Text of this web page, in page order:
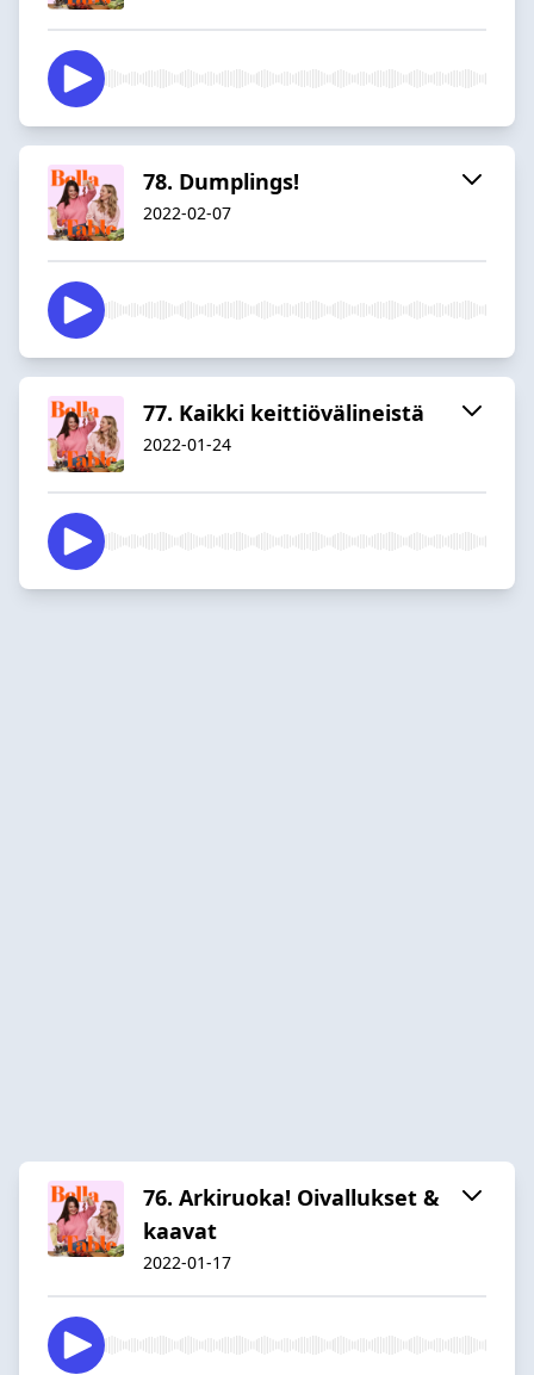
78. Dumplings!
2022-02-07
77. Kaikki keittiövälineistä
2022-01-24
76. Arkiruoka! Oivallukset &
kaavat
2022-01-17